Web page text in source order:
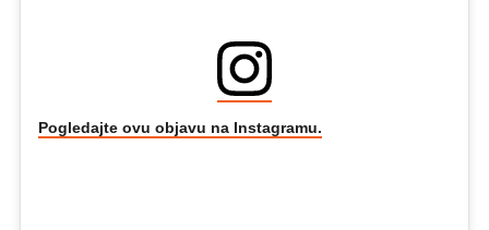
Pogledajte ovu objavu na Instagramu.